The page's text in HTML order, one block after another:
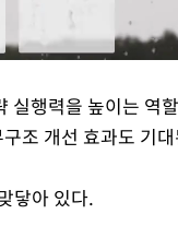
실행력을 높이는 역
조 개선 효과도 기
닿아 있다.